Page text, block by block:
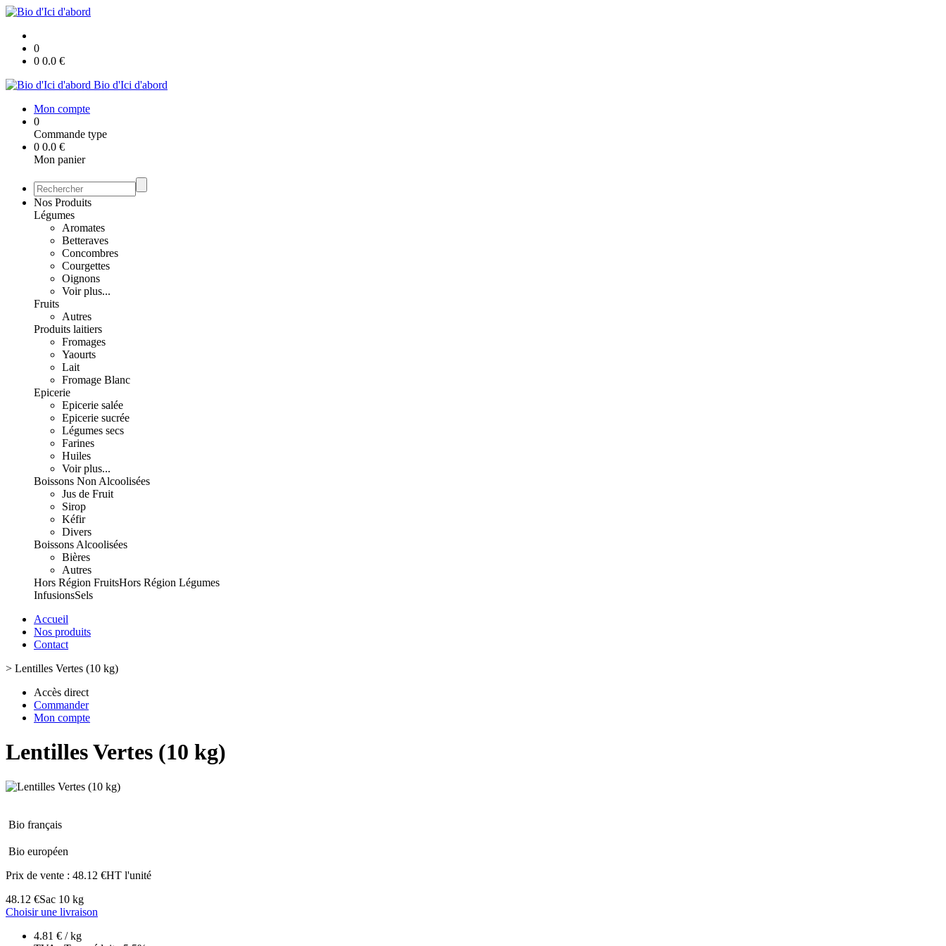
0
0 0.0 €
Bio d'Ici d'abord
Mon compte
0
Commande type
0 0.0 €
Mon panier
Nos Produits
Légumes
Aromates
Betteraves
Concombres
Courgettes
Oignons
Voir plus...
Fruits
Autres
Produits laitiers
Fromages
Yaourts
Lait
Fromage Blanc
Epicerie
Epicerie salée
Epicerie sucrée
Légumes secs
Farines
Huiles
Voir plus...
Boissons Non Alcoolisées
Jus de Fruit
Sirop
Kéfir
Divers
Boissons Alcoolisées
Bières
Autres
Hors Région FruitsHors Région Légumes
InfusionsSels
Accueil
Nos produits
Contact
> Lentilles Vertes (10 kg)
Accès direct
Commander
Mon compte
Lentilles Vertes (10 kg)
Bio français
Bio européen
Prix de vente : 48.12 €HT l'unité
48.12 €Sac 10 kg
Choisir une livraison
4.81 € / kg